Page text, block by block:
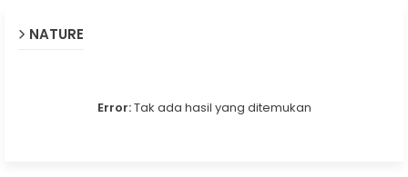
NATURE
Error:Tak ada hasil yang ditemukan